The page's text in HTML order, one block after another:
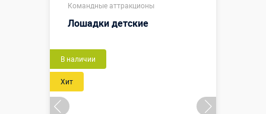
Командные аттракционы
Лошадки детские
Новый
Хит
В наличии